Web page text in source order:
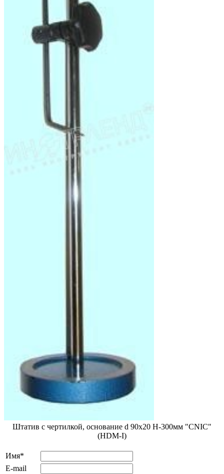
Штатив с чертилкой, основание d 90х20 Н-300мм "CNIC"
(HDМ-I)
Имя*
E-mail